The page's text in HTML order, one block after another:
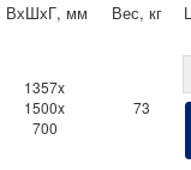
которая
на экран —
ВхШхГ, мм Вес, кг
1357x
1500x
700
73